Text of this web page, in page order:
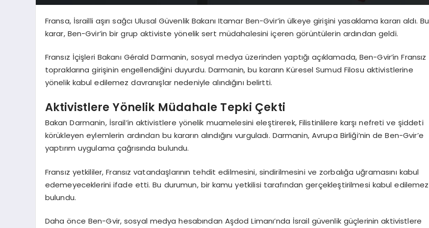
Fransa, İsrailli aşırı sağcı Ulusal Güvenlik Bakanı Itamar Ben-Gvir’in ülkeye girişini yasaklama kararı aldı. Bu
karar, Ben-Gvir’in bir grup aktiviste yönelik sert müdahalesini içeren görüntülerin ardından geldi.
Fransız İçişleri Bakanı Gérald Darmanin, sosyal medya üzerinden yaptığı açıklamada, Ben-Gvir’in Fransız
topraklarına girişinin engellendiğini duyurdu. Darmanin, bu kararın Küresel Sumud Filosu aktivistlerine
yönelik kabul edilemez davranışlar nedeniyle alındığını belirtti.
Aktivistlere Yönelik Müdahale Tepki Çekti
Bakan Darmanin, İsrail’in aktivistlere yönelik muamelesini eleştirerek, Filistinlilere karşı nefreti ve şiddeti
körükleyen eylemlerin ardından bu kararın alındığını vurguladı. Darmanin, Avrupa Birliği’nin de Ben-Gvir’e
yaptırım uygulama çağrısında bulundu.
Fransız yetkililer, Fransız vatandaşlarının tehdit edilmesini, sindirilmesini ve zorbalığa uğramasını kabul
edemeyeceklerini ifade etti. Bu durumun, bir kamu yetkilisi tarafından gerçekleştirilmesi kabul edilemez
bulundu.
Daha önce Ben-Gvir, sosyal medya hesabından Aşdod Limanı’nda İsrail güvenlik güçlerinin aktivistlere